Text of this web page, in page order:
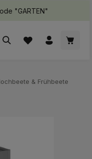
"GARTEN"
& Frühbeete